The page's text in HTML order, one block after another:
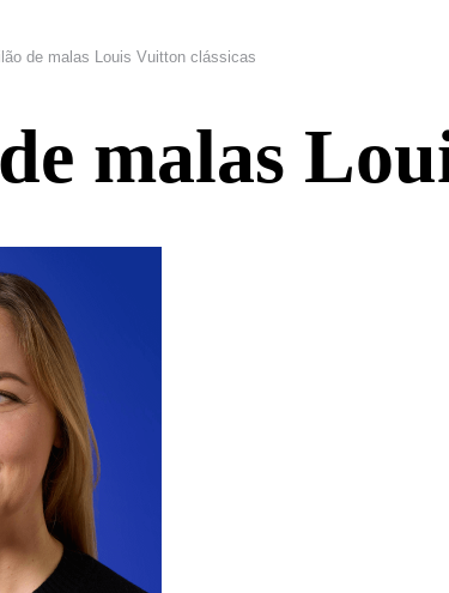
de malas Louis Vuitton clássicas
malas